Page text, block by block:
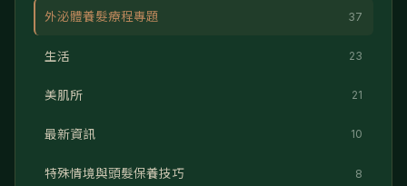
外泌體養髮療程專題 37
生活 23
美肌所 21
最新資訊 10
特殊情境與頭髮保養技巧 8